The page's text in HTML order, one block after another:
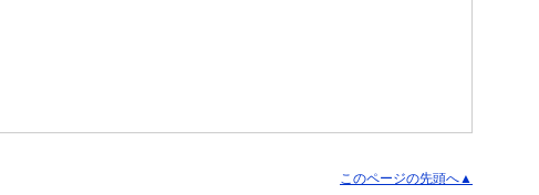
このページの先頭へ▲